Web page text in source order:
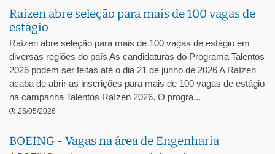
Raízen abre seleção para mais de 100 vagas de
estágio
Raízen abre seleção para mais de 100 vagas de estágio em
diversas regiões do país As candidaturas do Programa Talentos
2026 podem ser feitas até o dia 21 de junho de 2026 A Raízen
acaba de abrir as inscrições para mais de 100 vagas de estágio
na campanha Talentos Raízen 2026. O progra...
25/05/2026
BOEING - Vagas na área de Engenharia